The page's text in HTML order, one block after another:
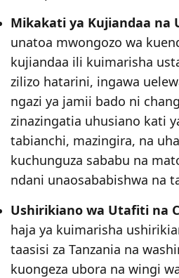
Mikakati ya Kujiandaa na
unatoa mwongozo wa
kujiandaa ili kuimarisha
zilizo hatarini, ingawa
ngazi ya jamii bado ni
zinazingatia uhusiano kati
tabianchi, mazingira, na
kuchunguza sababu na
ndani unaosababishwa na
Ushirikiano wa Utafiti na
haja ya kuimarisha
taasisi za Tanzania na
kuongeza ubora na wingi